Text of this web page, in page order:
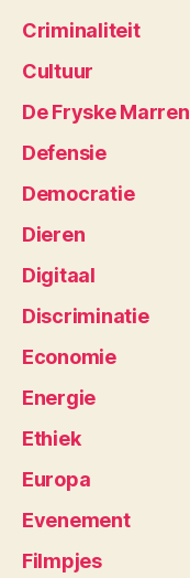
Criminaliteit
Cultuur
De Fryske Marren
Defensie
Democratie
Dieren
Digitaal
Discriminatie
Economie
Energie
Ethiek
Europa
Evenement
Filmpjes